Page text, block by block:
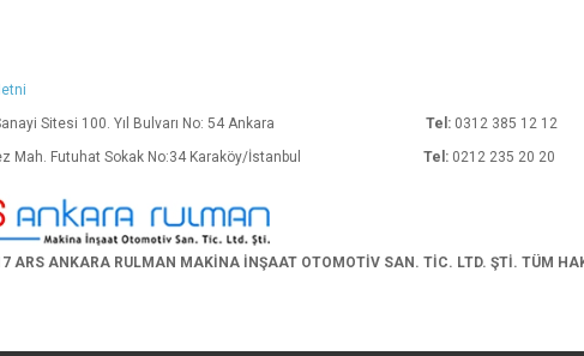
Sanayi Sitesi 100. Yıl Bulvarı No: 54 Ankara Tel: 0312 385 12 12
Mah. Futuhat Sokak No:34 Karaköy/İstanbul Tel: 0212 235 20
ARS ANKARA RULMAN MAKİNA İNŞAAT OTOMOTİV SAN. TİC. LTD. ŞTİ. TÜM